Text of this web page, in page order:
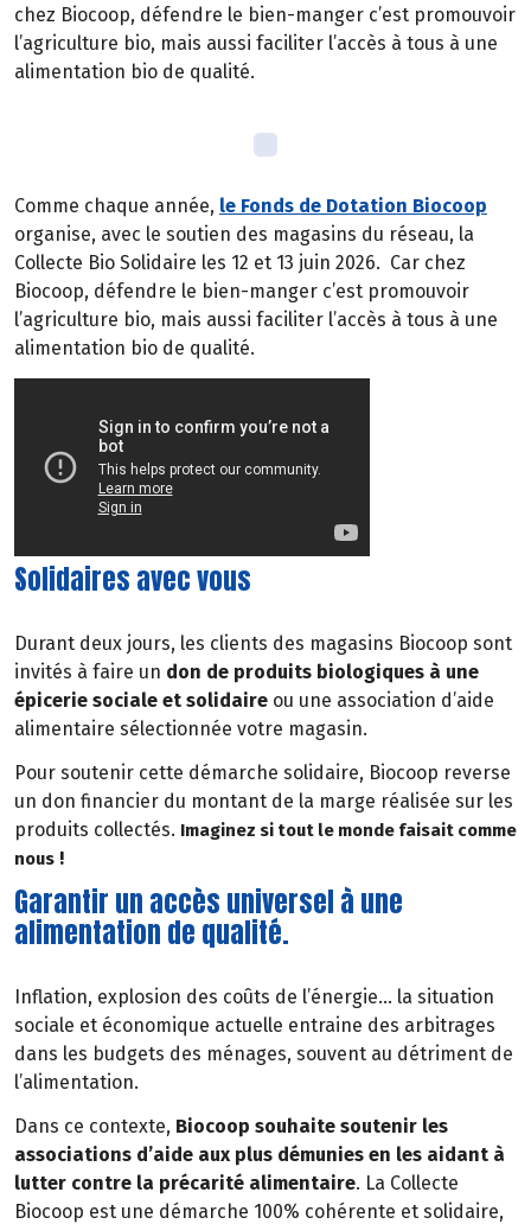
chez Biocoop, défendre le bien-manger c’est promouvoir
l’agriculture bio, mais aussi faciliter l’accès à tous à une
alimentation bio de qualité.
Comme chaque année, le Fonds de Dotation Biocoop
organise, avec le soutien des magasins du réseau, la
Collecte Bio Solidaire les 12 et 13 juin 2026. Car chez
Biocoop, défendre le bien-manger c’est promouvoir
l’agriculture bio, mais aussi faciliter l’accès à tous à une
alimentation bio de qualité.
Solidaires avec vous
Durant deux jours, les clients des magasins Biocoop sont
invités à faire un don de produits biologiques à une
épicerie sociale et solidaire ou une association d’aide
alimentaire sélectionnée votre magasin.
Pour soutenir cette démarche solidaire, Biocoop reverse
un don financier du montant de la marge réalisée sur les
produits collectés. Imaginez si tout le monde faisait comme
nous !
Garantir un accès universel à une
alimentation de qualité.
Inflation, explosion des coûts de l’énergie… la situation
sociale et économique actuelle entraine des arbitrages
dans les budgets des ménages, souvent au détriment de
l’alimentation.
Dans ce contexte, Biocoop souhaite soutenir les
associations d’aide aux plus démunies en les aidant à
lutter contre la précarité alimentaire. La Collecte
Biocoop est une démarche 100% cohérente et solidaire,